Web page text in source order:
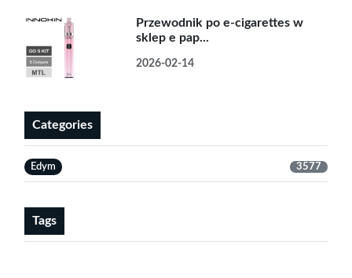
Przewodnik po e-cigarettes w
sklep e pap...
2026-02-14
Categories
Edym 3577
Tags